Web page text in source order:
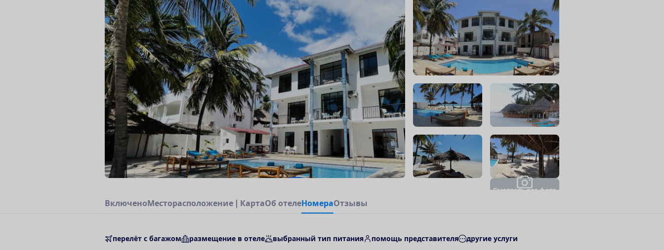
Смотреть все фото
ВключеноМесторасположение КартаОб отелеНомераОтзывы
перелёт с багажом размещение в отеле выбранный тип питания помощь представителя другие услуги